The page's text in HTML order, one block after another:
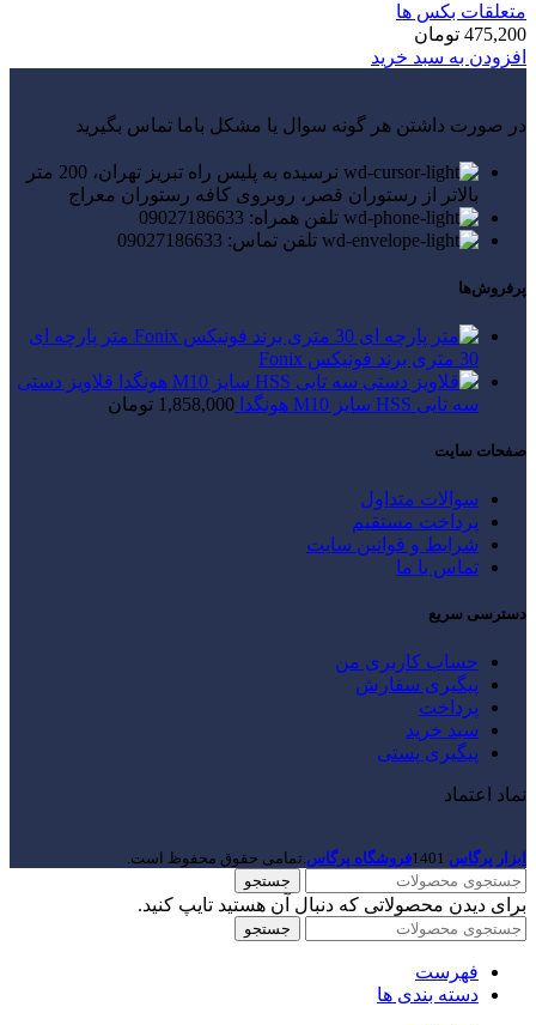
متعلقات بکس ها
475,200 تومان
افزودن به سبد خرید
در صورت داشتن هر گونه سوال یا مشکل باما تماس بگیرید
نرسیده به پلیس راه تبریز تهران، 200 متر
بالاتر از رستوران قصر، روبروی کافه رستوران معراج
تلفن همراه: 09027186633
تلفن تماس: 09027186633
پرفروش‌ها
متر پارچه ای
30 متری برند فونیکس Fonix
قلاویز دستی
سه تایی HSS سایز M10 هونگدا
1,858,000 تومان
صفحات سایت
سوالات متداول
پرداخت مستقیم
شرایط و قوانین سایت
تماس با ما
دسترسی سریع
حساب کاربری من
پیگیری سفارش
پرداخت
سبد خرید
پیگیری پستی
نماد اعتماد
ابزار پرگاس 1401فروشگاه پرگاس.تمامی حقوق محفوظ است.
جستجو
برای دیدن محصولاتی که دنبال آن هستید تایپ کنید.
جستجو
فهرست
دسته بندی ها